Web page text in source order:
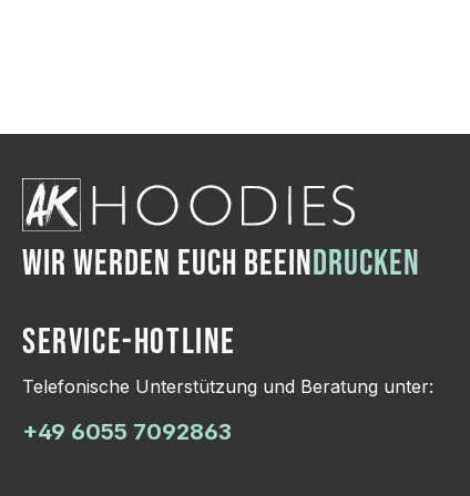
Wir ändern
WIR WERDEN EUCH BEEINDRUCKEN
SERVICE-HOTLINE
Telefonische Unterstützung und Beratung unter:
+49 6055 7092863